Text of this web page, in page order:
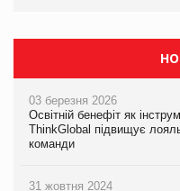
03 березня 2026
Освітній бенефіт як
ThinkGlobal підвищує
команди
31 жовтня 2024